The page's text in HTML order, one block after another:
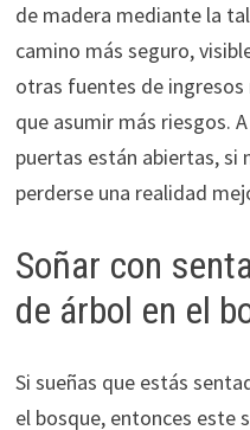
de madera mediante la
camino más seguro,
otras fuentes de
que asumir más riesgos.
puertas están abiertas, si
perderse una realidad
Soñar con
de árbol en el
Si sueñas que estás
el bosque, entonces este